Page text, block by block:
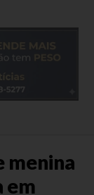
menina
em